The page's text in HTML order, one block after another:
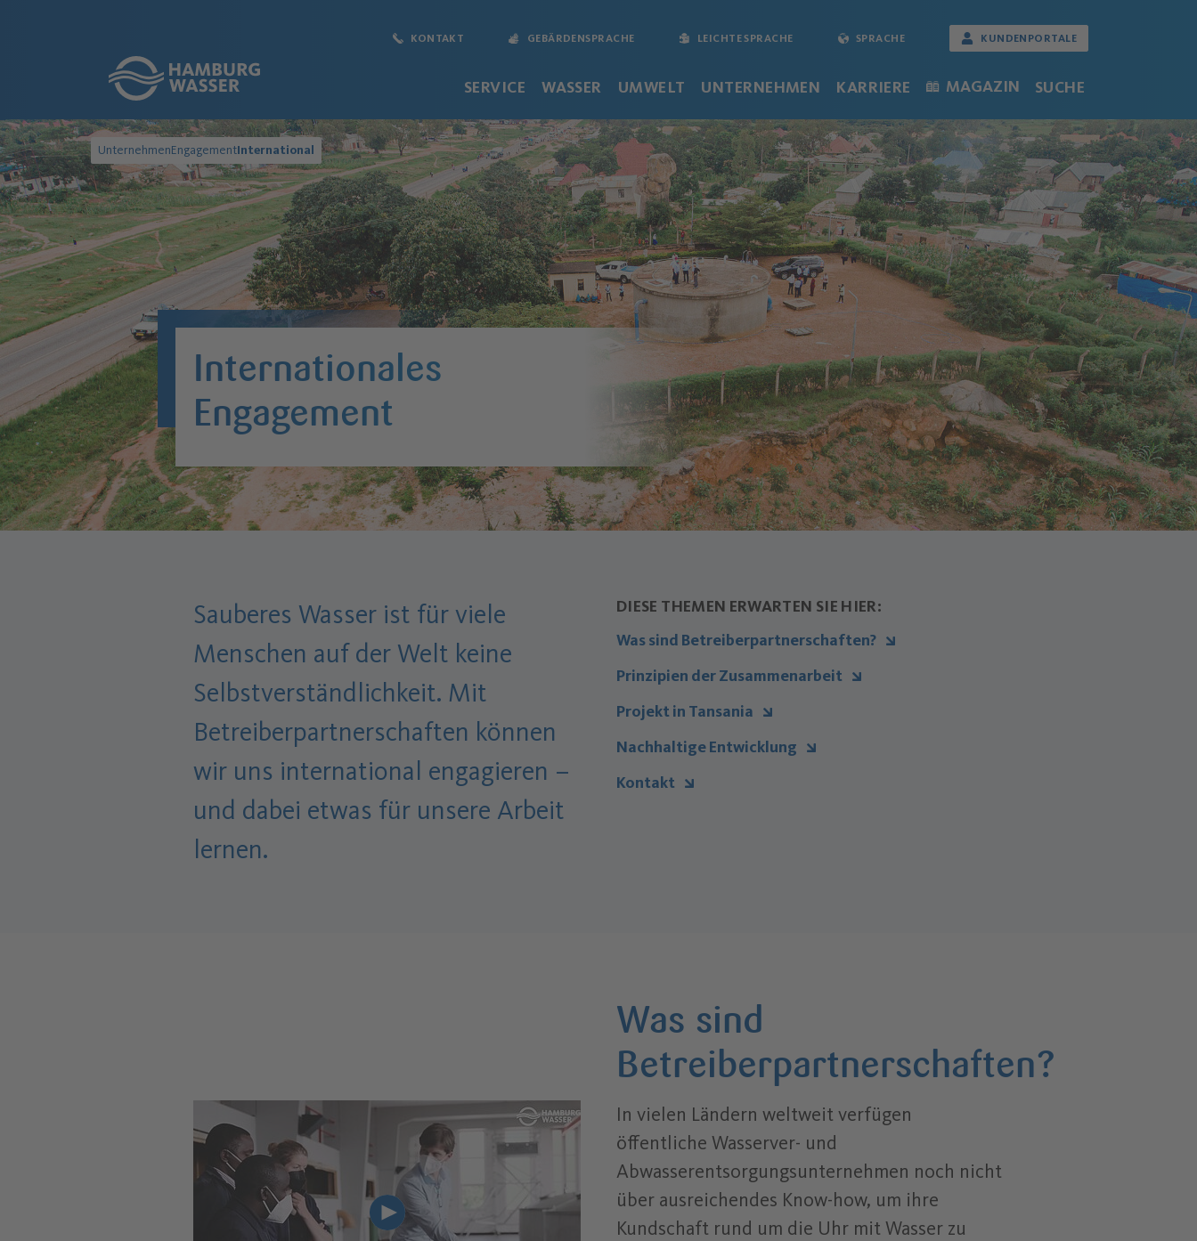
SERVICE WASSER UMWELT UNTERNEHMEN KARRIERE MAGAZIN SUCHE
KONTAKT GEBÄRDENSPRACHE LEICHTE SPRACHE SPRACHE KUNDENPORTALE
UnternehmenEngagementInternational
Internationales
Engagement
Sauberes Wasser ist für viele
Menschen auf der Welt keine
Selbstverständlichkeit. Mit
Betreiberpartnerschaften können
wir uns international engagieren –
und dabei etwas für unsere Arbeit
lernen.
DIESE THEMEN ERWARTEN SIE HIER:
Was sind Betreiberpartnerschaften?
Prinzipien der Zusammenarbeit
Projekt in Tansania
Nachhaltige Entwicklung
Kontakt
Was sind
Betreiberpartnerschaften?
Lade Youtube Video "Schauen Sie uns bei einem unserer Projekte über die Schulter (Video: Malte Joost)"
In vielen Ländern weltweit verfügen
öffentliche Wasserver- und
Abwasserentsorgungsunternehmen noch nicht
über ausreichendes Know-how, um ihre
Kundschaft rund um die Uhr mit Wasser zu